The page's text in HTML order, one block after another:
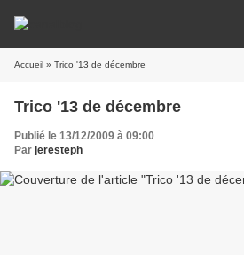
Accueil » Trico '13 de décembre
Trico '13 de décembre
Publié le 13/12/2009 à 09:00
Par jeresteph